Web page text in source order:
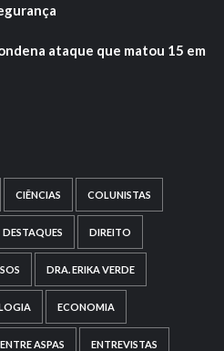
ataque que matou 15 em
CIÊNCIAS COLUNISTAS
DESTAQUES DIREITO
DRA. ERIKA VERDE
ECONOMIA
ENTRE ASPAS ENTREVISTAS